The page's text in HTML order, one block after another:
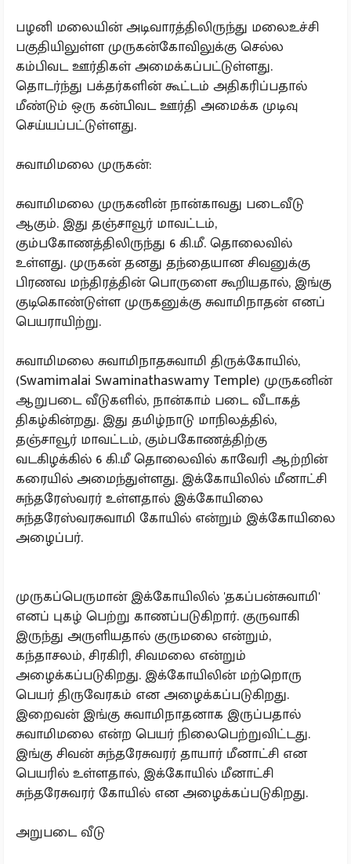
பழனி மலையின் அடிவாரத்திலிருந்து மலைஉச்சி
பகுதியிலுள்ள முருகன்கோவிலுக்கு செல்ல
கம்பிவட ஊர்திகள் அமைக்கப்பட்டுள்ளது.
தொடர்ந்து பக்தர்களின் கூட்டம் அதிகரிப்பதால்
மீண்டும் ஒரு கன்பிவட ஊர்தி அமைக்க முடிவு
செய்யப்பட்டுள்ளது.
சுவாமிமலை முருகன்:
சுவாமிமலை முருகனின் நான்காவது படைவீடு
ஆகும். இது தஞ்சாவூர் மாவட்டம்,
கும்பகோணத்திலிருந்து 6 கி.மீ. தொலைவில்
உள்ளது. முருகன் தனது தந்தையான சிவனுக்கு
பிரணவ மந்திரத்தின் பொருளை கூறியதால், இங்கு
குடிகொண்டுள்ள முருகனுக்கு சுவாமிநாதன் எனப்
பெயராயிற்று.
சுவாமிமலை சுவாமிநாதசுவாமி திருக்கோயில்,
(Swamimalai Swaminathaswamy Temple) முருகனின்
ஆறுபடை வீடுகளில், நான்காம் படை வீடாகத்
திகழ்கின்றது. இது தமிழ்நாடு மாநிலத்தில்,
தஞ்சாவூர் மாவட்டம், கும்பகோணத்திற்கு
வடகிழக்கில் 6 கி.மீ தொலைவில் காவேரி ஆற்றின்
கரையில் அமைந்துள்ளது. இக்கோயிலில் மீனாட்சி
சுந்தரேஸ்வரர் உள்ளதால் இக்கோயிலை
சுந்தரேஸ்வரசுவாமி கோயில் என்றும் இக்கோயிலை
அழைப்பர்.
முருகப்பெருமான் இக்கோயிலில் 'தகப்பன்சுவாமி'
எனப் புகழ் பெற்று காணப்படுகிறார். குருவாகி
இருந்து அருளியதால் குருமலை என்றும்,
கந்தாசலம், சிரகிரி, சிவமலை என்றும்
அழைக்கப்படுகிறது. இக்கோயிலின் மற்றொரு
பெயர் திருவேரகம் என அழைக்கப்படுகிறது.
இறைவன் இங்கு சுவாமிநாதனாக இருப்பதால்
சுவாமிமலை என்ற பெயர் நிலைபெற்றுவிட்டது.
இங்கு சிவன் சுந்தரேசுவரர் தாயார் மீனாட்சி என
பெயரில் உள்ளதால், இக்கோயில் மீனாட்சி
சுந்தரேசுவரர் கோயில் என அழைக்கப்படுகிறது.
அறுபடை வீடு